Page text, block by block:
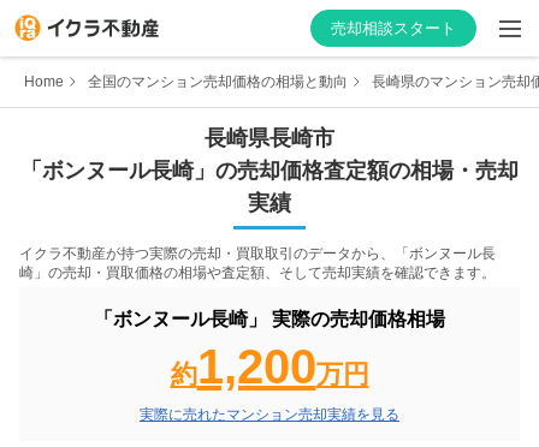
売却相談スタート
はじめての方へ
不動産会社を探す
お家の売却を学ぶ
不動産会社向け情報
Home 全国のマンション売却価格の相場と動向 長崎県のマンション売却
長崎県長崎市
「 ボンヌール長崎」の売却価格査定額の相場・売却
実績
イクラ不動産が持つ実際の売却・買取取引のデータから、「 ボンヌール長
崎 」の売却・買取価格の相場や査定額、そして売却実績を確認できます。
「 ボンヌール長崎」 実際の売却価格相場
約1,200万円
実際に売れたマンション売却実績を見る